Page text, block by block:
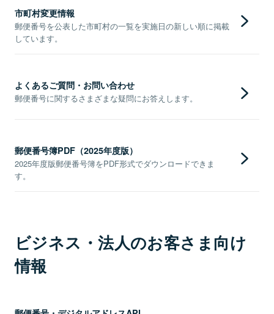
市町村変更情報
郵便番号を公表した市町村の一覧を実施日の新しい順に掲載
しています。
よくあるご質問・お問い合わせ
郵便番号に関するさまざまな疑問にお答えします。
郵便番号簿PDF（2025年度版）
2025年度版郵便番号簿をPDF形式でダウンロードできま
す。
ビジネス・法人のお客さま向け
情報